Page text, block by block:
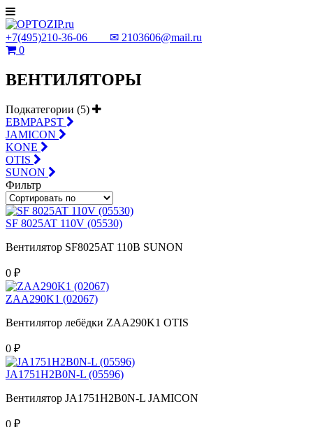
+7(495)210-36-06 ✉ 2103606@mail.ru
0
ВЕНТИЛЯТОРЫ
Подкатегории (5)
EBMPAPST
JAMICON
KONE
OTIS
SUNON
Фильтр
SF 8025AT 110V (05530)
Вентилятор SF8025AT 110В SUNON
0 ₽
ZAA290K1 (02067)
Вентилятор лебёдки ZAA290K1 OTIS
0 ₽
JA1751H2B0N-L (05596)
Вентилятор JA1751H2B0N-L JAMICON
0 ₽